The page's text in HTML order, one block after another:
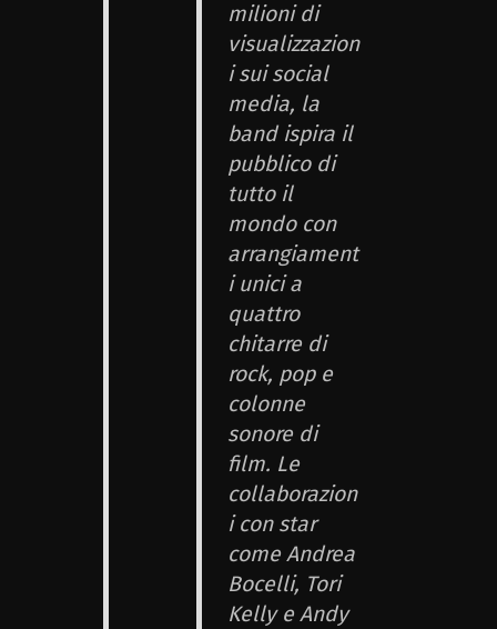
milioni di
visualizzazion
i sui social
media, la
band ispira il
pubblico di
tutto il
mondo con
arrangiament
i unici a
quattro
chitarre di
rock, pop e
colonne
sonore di
film. Le
collaborazion
i con star
come Andrea
Bocelli, Tori
Kelly e Andy